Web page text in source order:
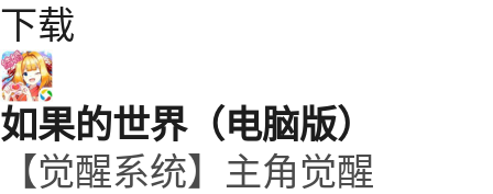
下载
如果的世界（电脑版）
【觉醒系统】主角觉醒